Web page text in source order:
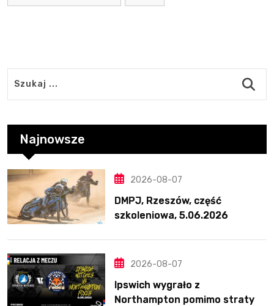
Najnowsze
2026-08-07
DMPJ, Rzeszów, część
szkoleniowa, 5.06.2026
2026-08-07
Ipswich wygrało z
Northampton pomimo straty